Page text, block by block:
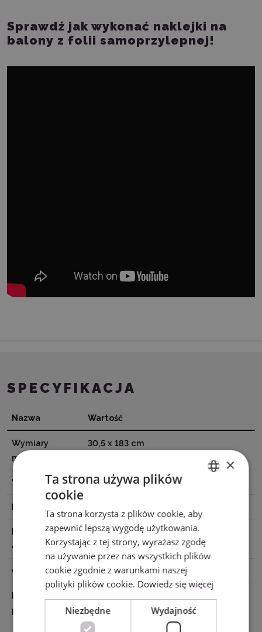
Sprawdź jak wykonać naklejki na
balony z folii samoprzylepnej!
SPECYFIKACJA
Nazwa Wartość
Wymiary
materiału
30,5 x 183 cm
Wykończenie Błyszczące
Baza
Powierzchnia
do zadruku
Nie
Cięcie Z matą, Bez maty
Dane
producenta
W.Lindon, Utah 84042, USA
support@silhouetteamerica.com
POLISH
×
Ta strona używa plików
cookie
Ta strona korzysta z plików cookie, aby
zapewnić lepszą wygodę użytkowania.
Korzystając z tej strony, wyrażasz zgodę
na używanie przez nas wszystkich plików
cookie zgodnie z warunkami naszej
polityki plików cookie. Dowiedz się więcej
Niezbędne Wydajność